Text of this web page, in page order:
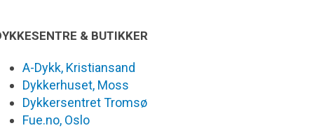
& BUTIKKER
A-Dykk, Kristiansand
Dykkerhuset, Moss
Dykkersentret Tromsø
Fue.no, Oslo